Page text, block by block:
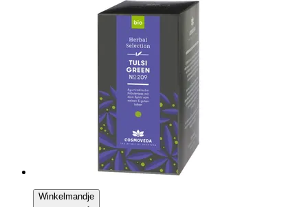
Winkelmandje